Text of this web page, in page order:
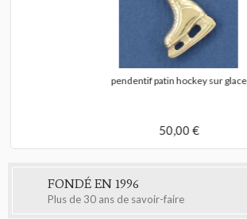
pendentif patin hockey sur glace
50,00 €
FONDÉ EN 1996
Plus de 30 ans de savoir-faire